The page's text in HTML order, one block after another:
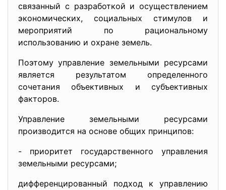
связанный с разработкой и осуществлением
экономических, социальных стимулов и
мероприятий по рациональному
использованию и охране земель.
Поэтому управление земельными ресурсами
является результатом определенного
сочетания объективных и субъективных
факторов.
Управление земельными ресурсами
производится на основе общих принципов:
- приоритет государственного управления
земельными ресурсами;
дифференцированный подход к управлению